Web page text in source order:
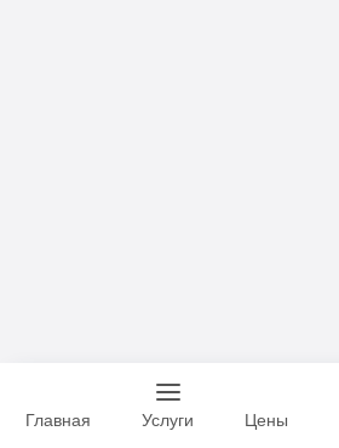
Главная Услуги Цены